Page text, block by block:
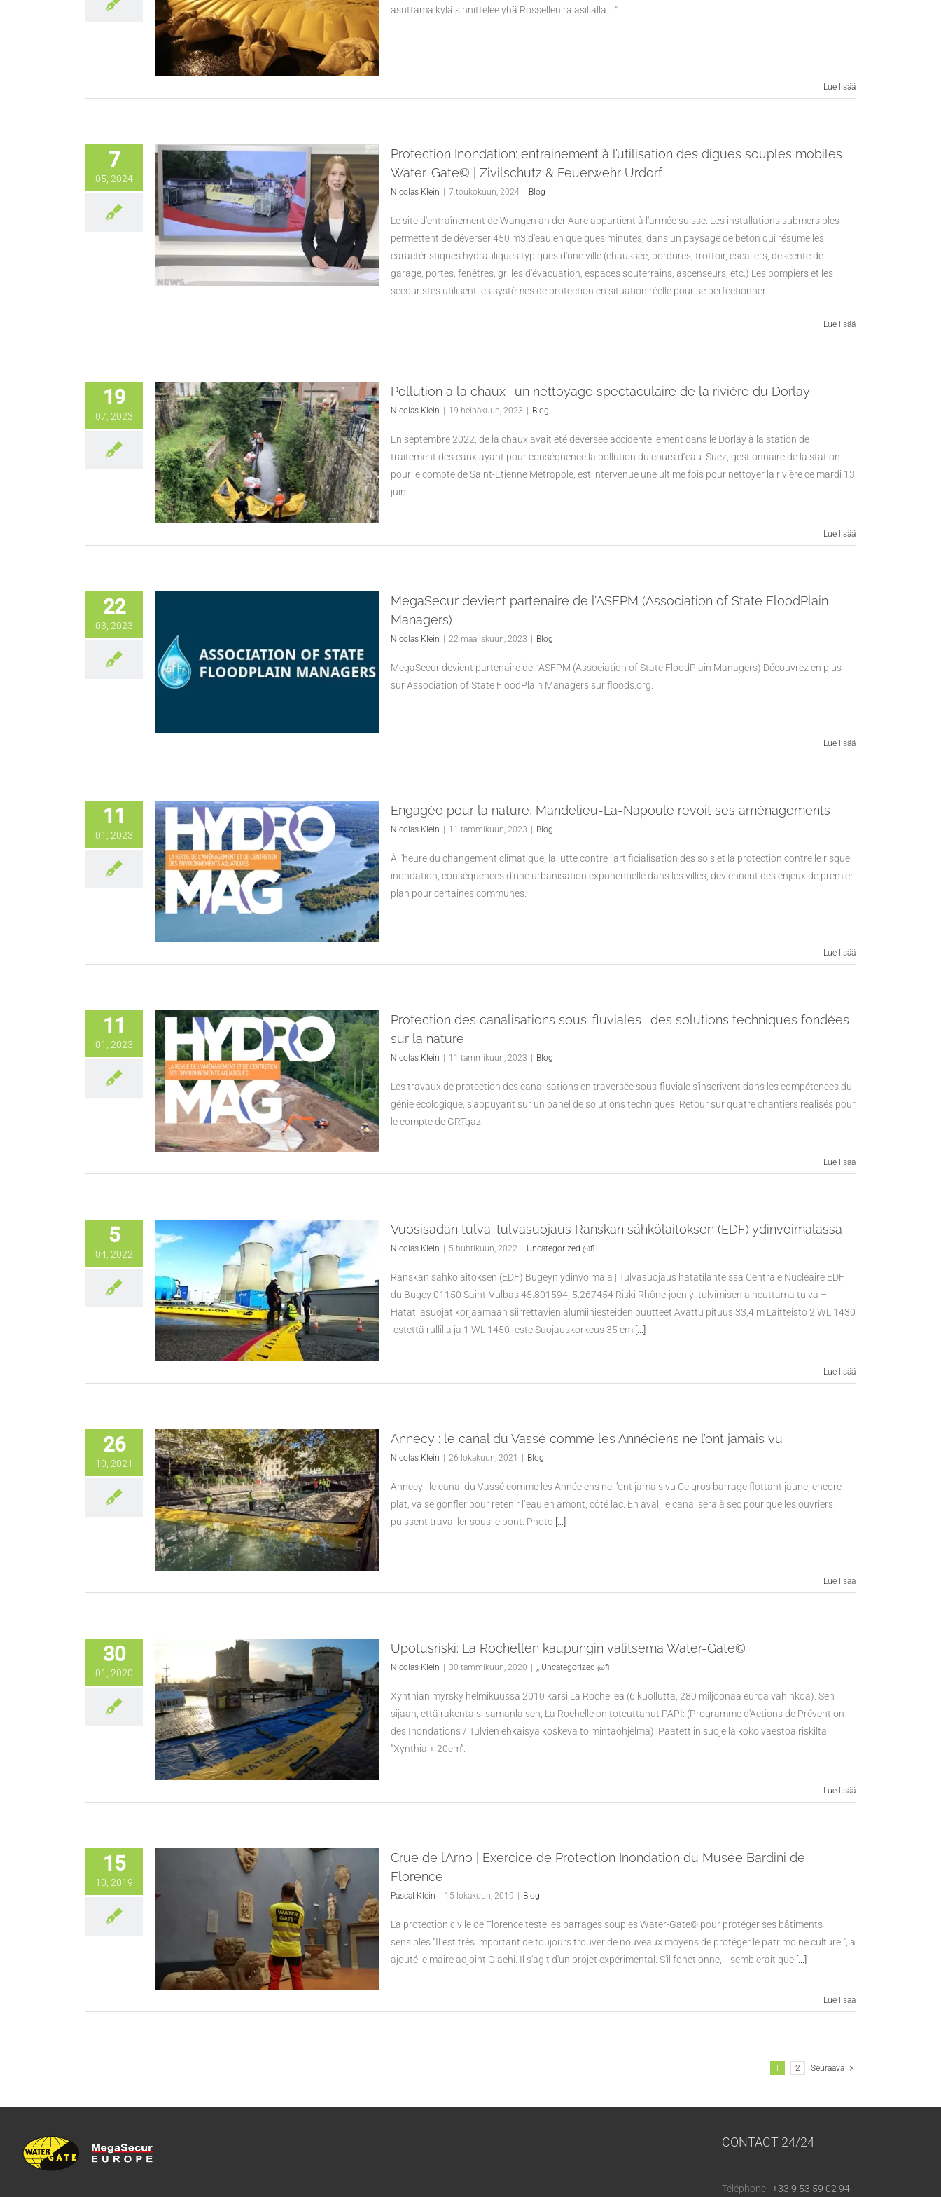
asuttama kylä sinnittelee yhä Rossellen rajasillalla... "
Lue lisää
7
05, 2024
Protection Inondation: entrainement à l’utilisation des digues souples mobiles
Water-Gate© | Zivilschutz & Feuerwehr Urdorf
Nicolas Klein 7 toukokuun, 2024 Blog
Le site d'entraînement de Wangen an der Aare appartient à l'armée suisse. Les installations submersibles
permettent de déverser 450 m3 d'eau en quelques minutes, dans un paysage de béton qui résume les
caractéristiques hydrauliques typiques d'une ville (chaussée, bordures, trottoir, escaliers, descente de
garage, portes, fenêtres, grilles d'évacuation, espaces souterrains, ascenseurs, etc.) Les pompiers et les
secouristes utilisent les systèmes de protection en situation réelle pour se perfectionner.
Lue lisää
19
07, 2023
Pollution à la chaux : un nettoyage spectaculaire de la rivière du Dorlay
Nicolas Klein 19 heinäkuun, 2023 Blog
En septembre 2022, de la chaux avait été déversée accidentellement dans le Dorlay à la station de
traitement des eaux ayant pour conséquence la pollution du cours d’eau. Suez, gestionnaire de la station
pour le compte de Saint-Etienne Métropole, est intervenue une ultime fois pour nettoyer la rivière ce mardi 13
juin.
Lue lisää
22
03, 2023
MegaSecur devient partenaire de l’ASFPM (Association of State FloodPlain
Managers)
Nicolas Klein 22 maaliskuun, 2023 Blog
MegaSecur devient partenaire de l’ASFPM (Association of State FloodPlain Managers) Découvrez en plus
sur Association of State FloodPlain Managers sur floods.org.
Lue lisää
11
01, 2023
Engagée pour la nature, Mandelieu-La-Napoule revoit ses aménagements
Nicolas Klein 11 tammikuun, 2023 Blog
À l'heure du changement climatique, la lutte contre l'artificialisation des sols et la protection contre le risque
inondation, conséquences d'une urbanisation exponentielle dans les villes, deviennent des enjeux de premier
plan pour certaines communes.
Lue lisää
11
01, 2023
Protection des canalisations sous-fluviales : des solutions techniques fondées
sur la nature
Nicolas Klein 11 tammikuun, 2023 Blog
Les travaux de protection des canalisations en traversée sous-fluviale s'inscrivent dans les compétences du
génie écologique, s'appuyant sur un panel de solutions techniques. Retour sur quatre chantiers réalisés pour
le compte de GRTgaz.
Lue lisää
5
04, 2022
Vuosisadan tulva: tulvasuojaus Ranskan sähkölaitoksen (EDF) ydinvoimalassa
Nicolas Klein 5 huhtikuun, 2022 Uncategorized @fi
Ranskan sähkölaitoksen (EDF) Bugeyn ydinvoimala | Tulvasuojaus hätätilanteissa Centrale Nucléaire EDF
du Bugey 01150 Saint-Vulbas 45.801594, 5.267454 Riski Rhône-joen ylitulvimisen aiheuttama tulva –
Hätätilasuojat korjaamaan siirrettävien alumiiniesteiden puutteet Avattu pituus 33,4 m Laitteisto 2 WL 1430
-estettä rullilla ja 1 WL 1450 -este Suojauskorkeus 35 cm [...]
Lue lisää
26
10, 2021
Annecy : le canal du Vassé comme les Annéciens ne l’ont jamais vu
Nicolas Klein 26 lokakuun, 2021 Blog
Annecy : le canal du Vassé comme les Annéciens ne l’ont jamais vu Ce gros barrage flottant jaune, encore
plat, va se gonfler pour retenir l’eau en amont, côté lac. En aval, le canal sera à sec pour que les ouvriers
puissent travailler sous le pont. Photo [...]
Lue lisää
30
01, 2020
Upotusriski: La Rochellen kaupungin valitsema Water-Gate©
Nicolas Klein 30 tammikuun, 2020 ,, Uncategorized @fi
Xynthian myrsky helmikuussa 2010 kärsi La Rochellea (6 kuollutta, 280 miljoonaa euroa vahinkoa). Sen
sijaan, että rakentaisi samanlaisen, La Rochelle on toteuttanut PAPI: (Programme d'Actions de Prévention
des Inondations / Tulvien ehkäisyä koskeva toimintaohjelma). Päätettiin suojella koko väestöä riskiltä
"Xynthia + 20cm".
Lue lisää
15
10, 2019
Crue de l’Arno | Exercice de Protection Inondation du Musée Bardini de
Florence
Pascal Klein 15 lokakuun, 2019 Blog
La protection civile de Florence teste les barrages souples Water-Gate© pour protéger ses bâtiments
sensibles "Il est très important de toujours trouver de nouveaux moyens de protéger le patrimoine culturel", a
ajouté le maire adjoint Giachi. Il s'agit d'un projet expérimental. S'il fonctionne, il semblerait que [...]
Lue lisää
1 2 Seuraava
CONTACT 24/24
Téléphone :+33 9 53 59 02 94